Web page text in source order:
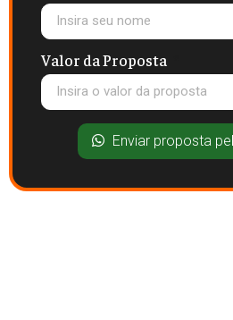
Valor da Proposta
Enviar proposta